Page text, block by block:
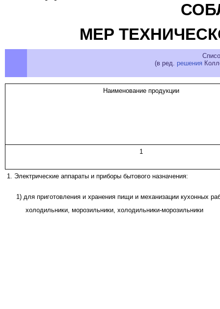
МЕР
(в ред. решения
Наименование продукции
1
1. Электрические аппараты и приборы бытового назначения:
1) для приготовления и хранения пищи и механизации кухонных
холодильники, морозильники, холодильники-морозильники